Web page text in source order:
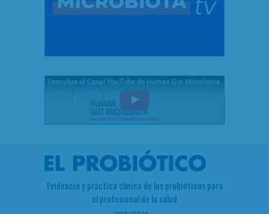
Evidencia y práctica clínica de los probióticos para
el profesional de la salud